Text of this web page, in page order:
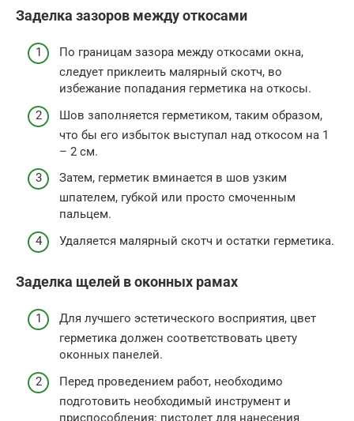
Заделка зазоров между откосами
По границам зазора между откосами окна,
следует приклеить малярный скотч, во
избежание попадания герметика на откосы.
Шов заполняется герметиком, таким образом,
что бы его избыток выступал над откосом на 1
– 2 см.
Затем, герметик вминается в шов узким
шпателем, губкой или просто смоченным
пальцем.
Удаляется малярный скотч и остатки герметика.
Заделка щелей в оконных рамах
Для лучшего эстетического восприятия, цвет
герметика должен соответствовать цвету
оконных панелей.
Перед проведением работ, необходимо
подготовить необходимый инструмент и
приспособления: пистолет для нанесения